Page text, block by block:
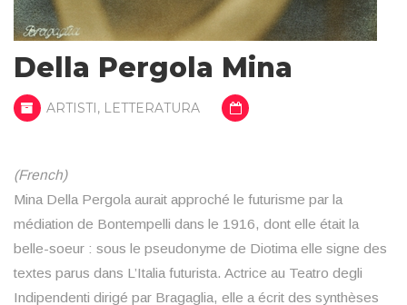
Della Pergola Mina
ARTISTI, LETTERATURA
(French)
Mina Della Pergola aurait approché le futurisme par la
médiation de Bontempelli dans le 1916, dont elle était la
belle-soeur : sous le pseudonyme de Diotima elle signe des
textes parus dans L’Italia futurista. Actrice au Teatro degli
Indipendenti dirigé par Bragaglia, elle a écrit des synthèses